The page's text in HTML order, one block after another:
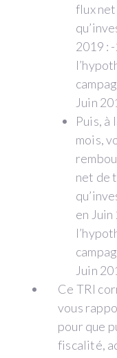
flux
2019 :
Juin
Puis, à
mois,
net de
en
Juin
Ce TRI
vous
pour que
fiscalité,